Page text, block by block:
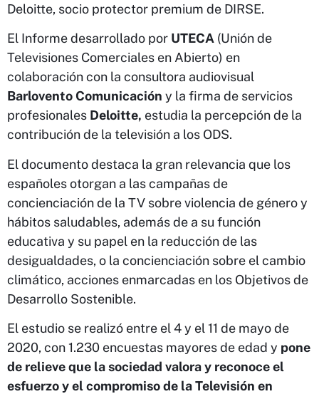
Deloitte, socio protector premium de DIRSE.
El Informe desarrollado por UTECA (Unión de
Televisiones Comerciales en Abierto) en
colaboración con la consultora audiovisual
Barlovento Comunicación y la firma de servicios
profesionales Deloitte, estudia la percepción de la
contribución de la televisión a los ODS.
El documento destaca la gran relevancia que los
españoles otorgan a las campañas de
concienciación de la TV sobre violencia de género y
hábitos saludables, además de a su función
educativa y su papel en la reducción de las
desigualdades, o la concienciación sobre el cambio
climático, acciones enmarcadas en los Objetivos de
Desarrollo Sostenible.
El estudio se realizó entre el 4 y el 11 de mayo de
2020, con 1.230 encuestas mayores de edad y pone
de relieve que la sociedad valora y reconoce el
esfuerzo y el compromiso de la Televisión en